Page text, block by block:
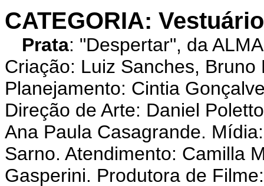
CATEGORIA:
Prata: "Despertar", da
Criação: Luiz Sanches,
Planejamento: Cintia
Direção de Arte: Daniel
Ana Paula Casagrande.
Sarno. Atendimento: Camilla
Gasperini. Produtora de